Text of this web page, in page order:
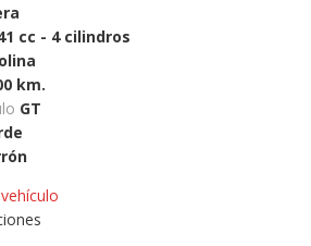
cc - 4 cilindros
km.
GT